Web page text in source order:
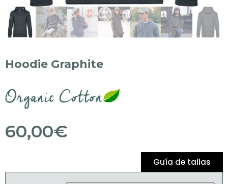
Hoodie Graphite
60,00€
Guía de tallas